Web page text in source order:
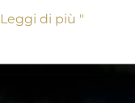
Leggi di più "